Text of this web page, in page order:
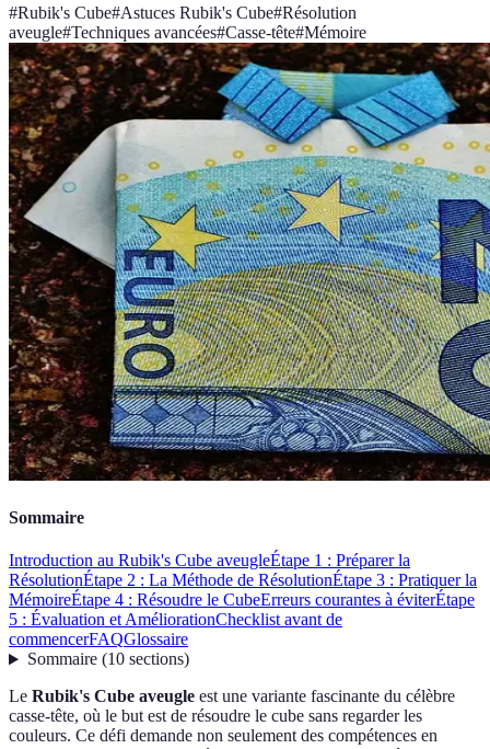
#Rubik's Cube#Astuces Rubik's Cube#Résolution
aveugle#Techniques avancées#Casse-tête#Mémoire
Sommaire
Introduction au Rubik's Cube aveugleÉtape 1 : Préparer la
RésolutionÉtape 2 : La Méthode de RésolutionÉtape 3 : Pratiquer la
MémoireÉtape 4 : Résoudre le CubeErreurs courantes à éviterÉtape
5 : Évaluation et AméliorationChecklist avant de
commencerFAQGlossaire
Sommaire(10 sections)
Le Rubik's Cube aveugle est une variante fascinante du célèbre
casse-tête, où le but est de résoudre le cube sans regarder les
couleurs. Ce défi demande non seulement des compétences en